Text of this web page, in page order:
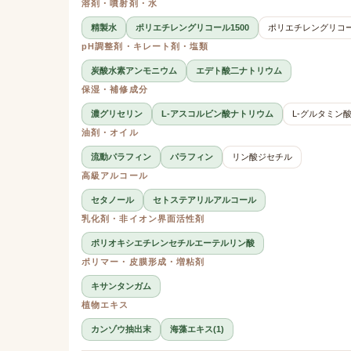
溶剤・噴射剤・水
精製水 ポリエチレングリコール1500
ポリエチレングリコ
pH調整剤・キレート剤・塩類
炭酸水素アンモニウム
エデト酸二ナトリウム
保湿・補修成分
濃グリセリン L-アスコルビン酸ナトリウム L-グルタミン酸
油剤・オイル
流動パラフィン パラフィン
リン酸ジセチル
高級アルコール
セタノール
セトステアリルアルコール
乳化剤・非イオン界面活性剤
ポリオキシエチレンセチルエーテルリン酸
ポリマー・皮膜形成・増粘剤
キサンタンガム
植物エキス
カンゾウ抽出末 海藻エキス(1)